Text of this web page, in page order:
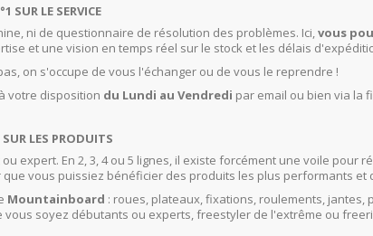
SUR LE SERVICE
ni de questionnaire de résolution des problèmes. Ici,vous
et une vision en temps réel sur le stock et les délais
on s'occupe de vous l'échanger ou de vous le reprendre !
votre disposition du Lundi au Vendredi par email ou bien via la
SUR LES PRODUITS
En 2, 3, 4 ou 5 lignes, il existe forcément une voile pour
vous puissiez bénéficier des produits les plus performants et
Mountainboard : roues, plateaux, fixations, roulements, jantes,
soyez débutants ou experts, freestyler de l'extrême ou